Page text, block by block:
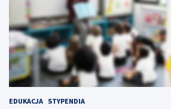
EDUKACJA STYPENDIA